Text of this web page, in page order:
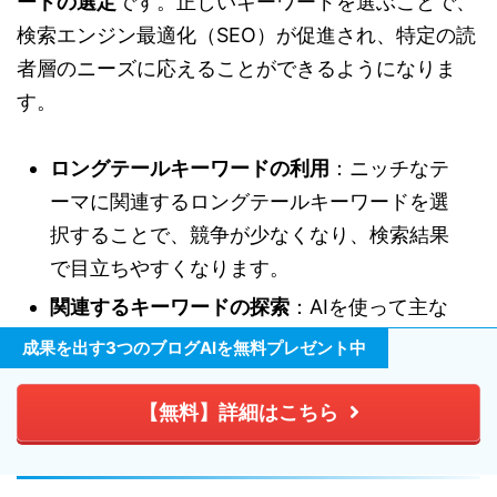
検索エンジン最適化（SEO）が促進され、特定の読
者層のニーズに応えることができるようになりま
す。
ロングテールキーワードの利用 ：ニッチなテ
ーマに関連するロングテールキーワードを選
択することで、競争が少なくなり、検索結果
で目立ちやすくなります。
関連するキーワードの探索 ：AIを使って主な
キーワードに紐づく語彙を発見し、記事内容
を豊富にすることが推奨されます。
コンテンツ構成の最適化
成果を出す3つのブログAIを無料プレゼント中
【無料】詳細はこちら